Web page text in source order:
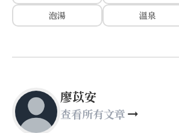
泡湯
溫泉
廖苡安
查看所有文章